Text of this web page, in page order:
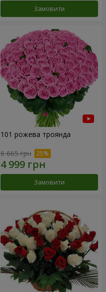
Замовити
101 рожева троянда
6 665 грн
Замовити